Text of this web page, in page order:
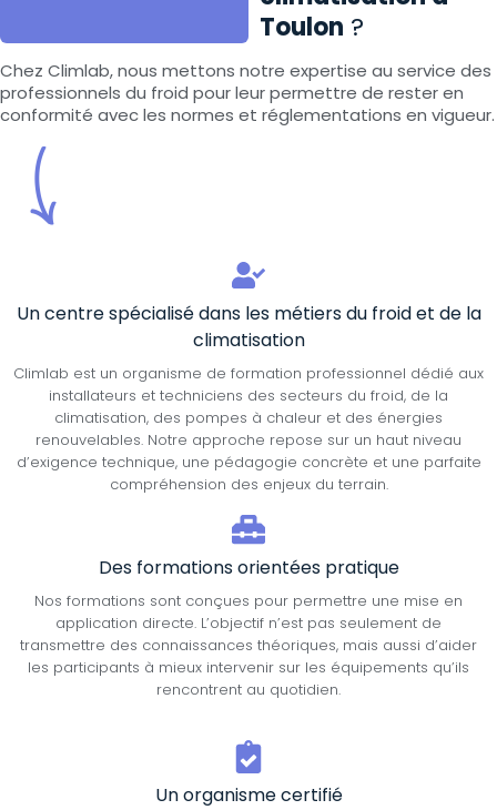
Toulon ?
Chez Climlab, nous mettons notre expertise au service des
professionnels du froid pour leur permettre de rester en
conformité avec les normes et réglementations en vigueur.
Un centre spécialisé dans les métiers du froid et de la
climatisation
Climlab est un organisme de formation professionnel dédié aux
installateurs et techniciens des secteurs du froid, de la
climatisation, des pompes à chaleur et des énergies
renouvelables. Notre approche repose sur un haut niveau
d’exigence technique, une pédagogie concrète et une parfaite
compréhension des enjeux du terrain.
Des formations orientées pratique
Nos formations sont conçues pour permettre une mise en
application directe. L’objectif n’est pas seulement de
transmettre des connaissances théoriques, mais aussi d’aider
les participants à mieux intervenir sur les équipements qu’ils
rencontrent au quotidien.
Un organisme certifié